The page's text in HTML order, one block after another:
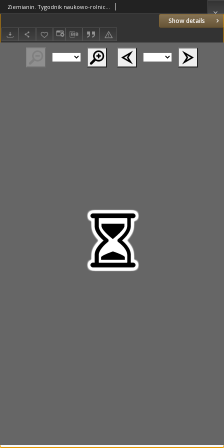
Show details
Ziemianin. Tygodnik naukowo-rolniczy i ekonomiczny; organ Centralnego Towarzystwa Gospodarczego w Wielkim Księstwe Poznańskim 1918.09.22 R.69 Nr38